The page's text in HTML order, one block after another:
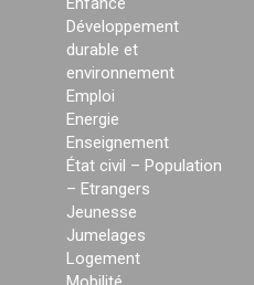
Développement
durable et
environnement
Emploi
Energie
Enseignement
État civil – Population
– Etrangers
Jeunesse
Jumelages
Logement